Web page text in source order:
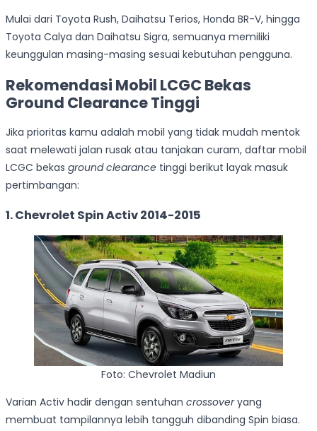
Mulai dari Toyota Rush, Daihatsu Terios, Honda BR-V, hingga
Toyota Calya dan Daihatsu Sigra, semuanya memiliki
keunggulan masing-masing sesuai kebutuhan pengguna.
Rekomendasi Mobil LCGC Bekas
Ground Clearance Tinggi
Jika prioritas kamu adalah mobil yang tidak mudah mentok
saat melewati jalan rusak atau tanjakan curam, daftar mobil
LCGC bekas ground clearance tinggi berikut layak masuk
pertimbangan:
1. Chevrolet Spin Activ 2014-2015
Foto: Chevrolet Madiun
Varian Activ hadir dengan sentuhan crossoveryang
membuat tampilannya lebih tangguh dibanding Spin biasa.